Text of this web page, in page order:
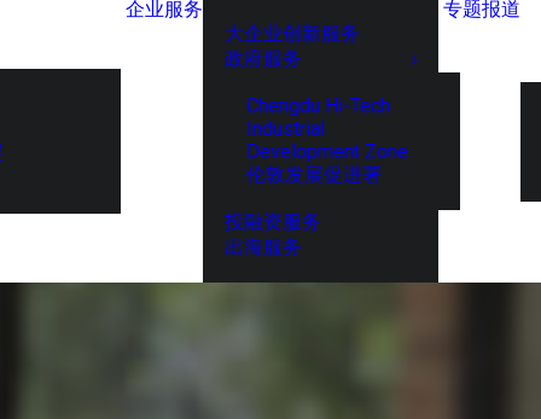
企业服务
大企业创新服务
政府服务
Chengdu Hi-Tech
Industrial
Development Zone
伦敦发展促进署
投融资服务
出海服务
专题报道